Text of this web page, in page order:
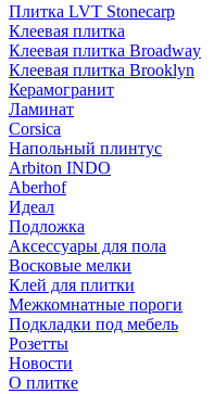
Плитка LVT Stonecarp
Клеевая плитка
Клеевая плитка Broadway
Клеевая плитка Brooklyn
Керамогранит
Ламинат
Corsica
Напольный плинтус
Arbiton INDO
Aberhof
Идеал
Подложка
Аксессуары для пола
Восковые мелки
Клей для плитки
Межкомнатные пороги
Подкладки под мебель
Розетты
Новости
О плитке